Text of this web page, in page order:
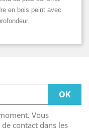
en bois peint avec
Vous
contact dans les